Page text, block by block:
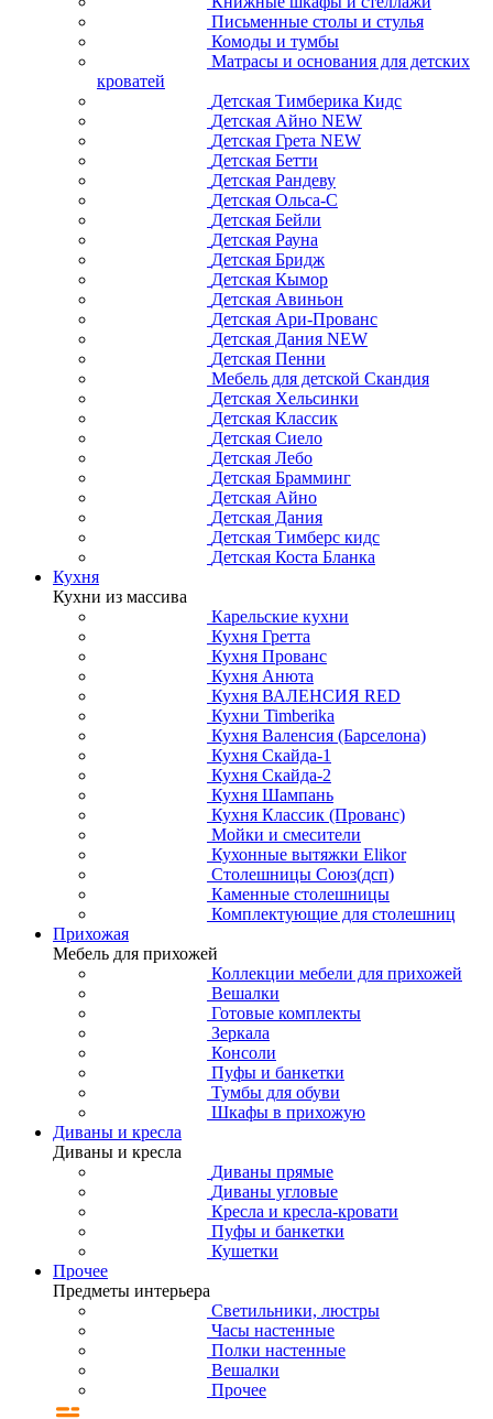
Письменные столы и стулья
Комоды и тумбы
Матрасы и основания для детских
кроватей
Детская Тимберика Кидс
Детская Айно NEW
Детская Грета NEW
Детская Бетти
Детская Рандеву
Детская Ольса-С
Детская Бейли
Детская Рауна
Детская Бридж
Детская Кымор
Детская Авиньон
Детская Ари-Прованс
Детская Дания NEW
Детская Пенни
Мебель для детской Скандия
Детская Хельсинки
Детская Классик
Детская Сиело
Детская Лебо
Детская Брамминг
Детская Айно
Детская Дания
Детская Тимберс кидс
Детская Коста Бланка
Кухня
Кухни из массива
Карельские кухни
Кухня Гретта
Кухня Прованс
Кухня Анюта
Кухня ВАЛЕНСИЯ RED
Кухни Timberika
Кухня Валенсия (Барселона)
Кухня Скайда-1
Кухня Скайда-2
Кухня Шампань
Кухня Классик (Прованс)
Мойки и смесители
Кухонные вытяжки Elikor
Столешницы Союз(дсп)
Каменные столешницы
Комплектующие для столешниц
Прихожая
Мебель для прихожей
Коллекции мебели для прихожей
Вешалки
Готовые комплекты
Зеркала
Консоли
Пуфы и банкетки
Тумбы для обуви
Шкафы в прихожую
Диваны и кресла
Диваны и кресла
Диваны прямые
Диваны угловые
Кресла и кресла-кровати
Пуфы и банкетки
Кушетки
Прочее
Предметы интерьера
Светильники, люстры
Часы настенные
Полки настенные
Вешалки
Прочее